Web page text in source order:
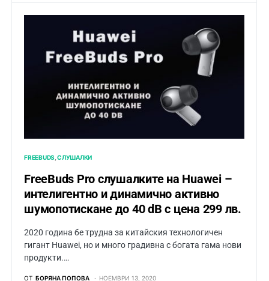
FREEBUDS СЛУШАЛКИ
FreeBuds Pro слушалките на Huawei –
интелигентно и динамично активно
шумопотискане до 40 dB с цена 299 лв.
2020 година бе трудна за китайския технологичен
гигант Huawei, но и много градивна с богата гама нови
продукти.…
ОТ БОРЯНА ПОПОВА НОЕМВРИ 13, 2020